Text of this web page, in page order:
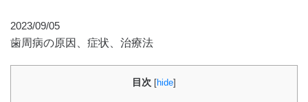
2023/09/05
歯周病の原因、症状、治療法
目次 [hide]